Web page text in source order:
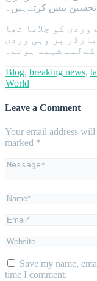
تحسین پیش کرتےہیں۔
کو جلایا تھا
پر وہی وردی
شہید ہوئے۔
Blog, breaking news,
World
Leave a Comment
Your email address
marked *
Save my name,
time I comment.